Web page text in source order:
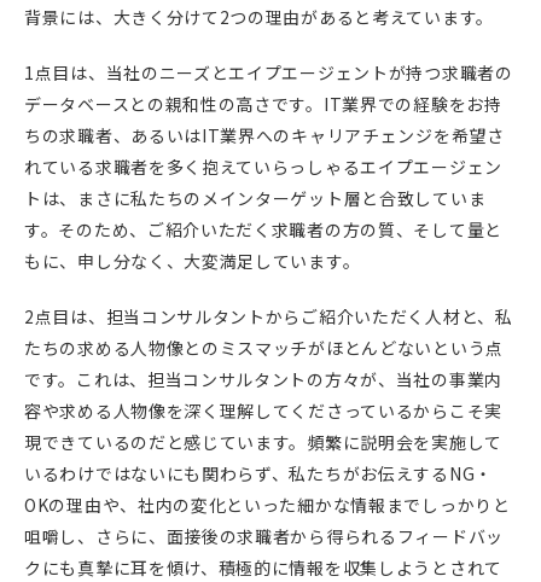
背景には、大きく分けて2つの理由があると考えています。
1点目は、当社のニーズとエイプエージェントが持つ求職者の
データベースとの親和性の高さです。IT業界での経験をお持
ちの求職者、あるいはIT業界へのキャリアチェンジを希望さ
れている求職者を多く抱えていらっしゃるエイプエージェン
トは、まさに私たちのメインターゲット層と合致していま
す。そのため、ご紹介いただく求職者の方の質、そして量と
もに、申し分なく、大変満足しています。
2点目は、担当コンサルタントからご紹介いただく人材と、私
たちの求める人物像とのミスマッチがほとんどないという点
です。これは、担当コンサルタントの方々が、当社の事業内
容や求める人物像を深く理解してくださっているからこそ実
現できているのだと感じています。頻繁に説明会を実施して
いるわけではないにも関わらず、私たちがお伝えするNG・
OKの理由や、社内の変化といった細かな情報までしっかりと
咀嚼し、さらに、面接後の求職者から得られるフィードバッ
クにも真摯に耳を傾け、積極的に情報を収集しようとされて